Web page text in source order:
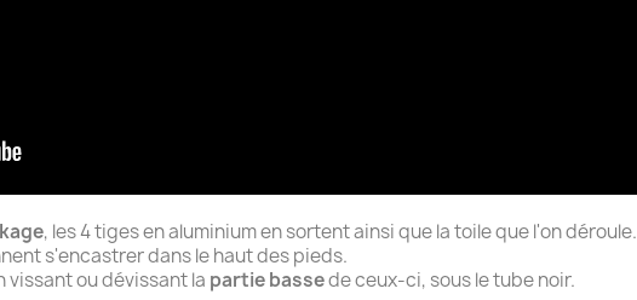
, les 4 tiges en aluminium en sortent ainsi que la toile que l'on déroule.
s'encastrer dans le haut des pieds.
vissant ou dévissant la partie bassede ceux-ci, sous le tube noir.